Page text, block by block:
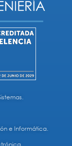
e Informática.